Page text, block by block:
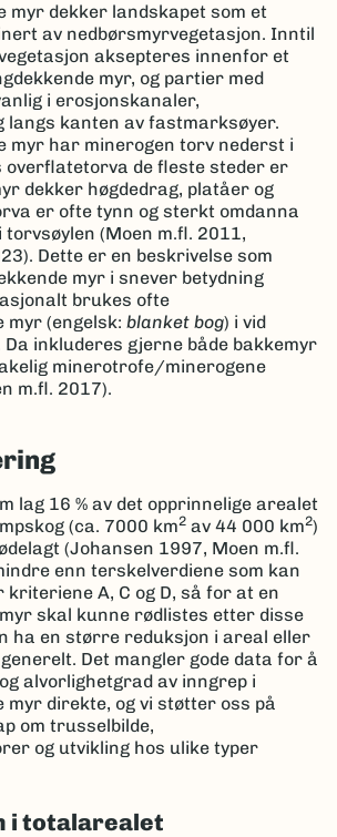
myr dekker landskapet som et
av nedbørsmyrvegetasjon. Inntil
aksepteres innenfor et
myr, og partier med
i erosjonskanaler,
langs kanten av fastmarksøyer.
myr har minerogen torv nederst i
overflatetorva de fleste steder er
dekker høgdedrag, platåer og
er ofte tynn og sterkt omdanna
(Moen m.fl. 2011,
Dette er en beskrivelse som
myr i snever betydning
brukes ofte
myr (engelsk: blanket bog) i vid
Da inkluderes gjerne både bakkemyr
minerotrofe/minerogene
m.fl. 2017).
lag 16 % av det opprinnelige arealet
(ca. 7000 km2 av 44 000 km2)
(Johansen 1997, Moen m.fl.
enn terskelverdiene som kan
A, C og D, så for at en
skal kunne rødlistes etter disse
ha en større reduksjon i areal eller
Det mangler gode data for å
alvorlighetgrad av inngrep i
myr direkte, og vi støtter oss på
om trusselbilde,
og utvikling hos ulike typer
i totalarealet